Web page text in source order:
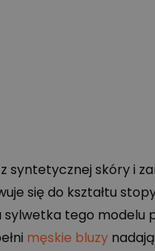
syntetycznej skóry i
się do kształtu
tego modelu
męskie bluzy